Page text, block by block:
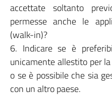
accettate soltanto
permesse anche le
(walk-in)?
6. Indicare se è
unicamente allestito per
o se è possibile che sia
con un altro paese.